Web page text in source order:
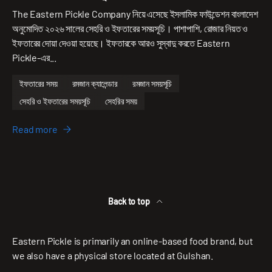
The Eastern Pickle Company নিয়ে এসেছে ইসলামিক ফাউন্ডেশন বাংলাদেশ
অনুমোদিত ২০২৬ সালের সেহরি ও ইফতারের সময়সূচি। পাশাপাশি, রোজার নিয়ত ও
ইফতারের দোয়া দেওয়া হয়েছে। ইফতারকে আরও সুস্বাদু করতে Eastern
Pickle-এর...
ইফতারের সময় রমজান ক্যালেন্ডার
রমজান সময়সূচি
সেহরি ও ইফতারের সময়সূচি
সেহরির সময়
Read more
Back to top
Eastern Pickle is primarily an online-based food brand, but
we also have a physical store located at Gulshan.